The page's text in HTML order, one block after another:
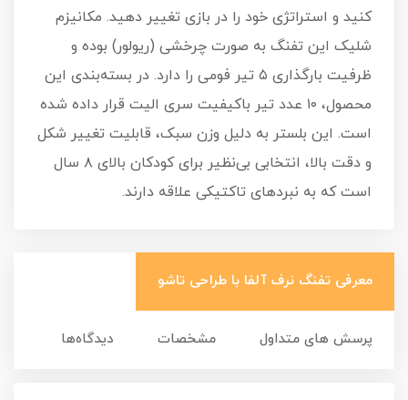
کنید و استراتژی خود را در بازی تغییر دهید. مکانیزم
شلیک این تفنگ به صورت چرخشی (ریولور) بوده و
ظرفیت بارگذاری ۵ تیر فومی را دارد. در بسته‌بندی این
محصول، ۱۰ عدد تیر باکیفیت سری الیت قرار داده شده
است. این بلستر به دلیل وزن سبک، قابلیت تغییر شکل
و دقت بالا، انتخابی بی‌نظیر برای کودکان بالای ۸ سال
است که به نبردهای تاکتیکی علاقه دارند.
معرفی تفنگ نرف آلفا با طراحی تاشو
پرسش های متداول مشخصات دیدگاه‌ها